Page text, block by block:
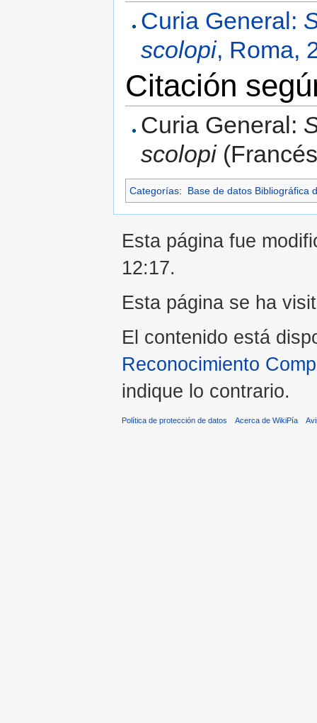
Curia General:
scolopi, Roma,
Citación
Curia General:
scolopi
Categorías: Base de datos Bibliográfica
Esta página fue
12:17.
Esta página se ha
El contenido está
Reconocimiento
indique lo contrario.
Política de protección de datos Acerca de WikiPía